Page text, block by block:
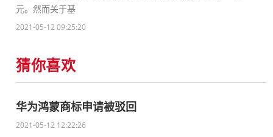
元。然而关于基
2021-05-12 09:25:20
猜你喜欢
华为鸿蒙商标申请被驳回
2021-05-12 12:22:26